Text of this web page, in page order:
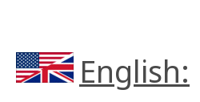
English: